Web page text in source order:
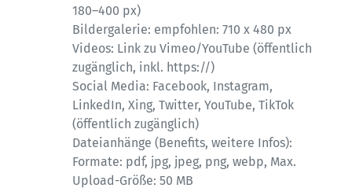
180–400 px)
Bildergalerie: empfohlen: 710 x 480 px
Videos: Link zu Vimeo/YouTube (öffentlich
zugänglich, inkl. https://)
Social Media: Facebook, Instagram,
LinkedIn, Xing, Twitter, YouTube, TikTok
(öffentlich zugänglich)
Dateianhänge (Benefits, weitere Infos):
Formate: pdf, jpg, jpeg, png, webp, Max.
Upload-Größe: 50 MB